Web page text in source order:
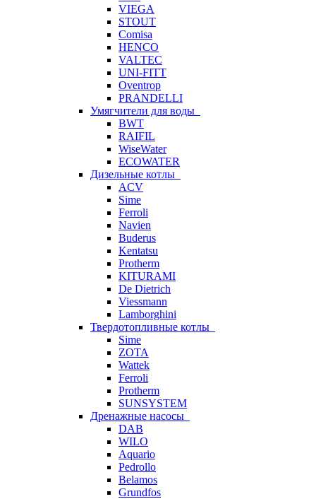
VIEGA
STOUT
Comisa
HENCO
VALTEC
UNI-FITT
Oventrop
PRANDELLI
Умягчители для воды
BWT
RAIFIL
WiseWater
ECOWATER
Дизельные котлы
ACV
Sime
Ferroli
Navien
Buderus
Kentatsu
Protherm
KITURAMI
De Dietrich
Viessmann
Lamborghini
Твердотопливные котлы
Sime
ZOTA
Wattek
Ferroli
Protherm
SUNSYSTEM
Дренажные насосы
DAB
WILO
Aquario
Pedrollo
Belamos
Grundfos